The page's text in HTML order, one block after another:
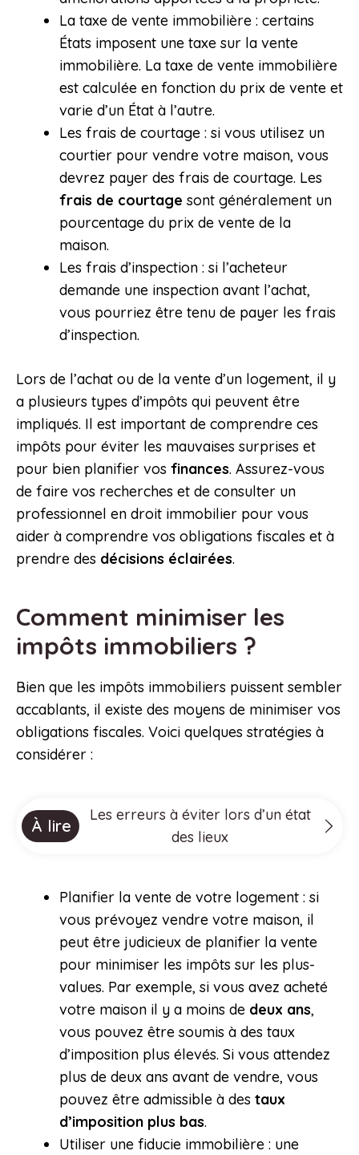
La taxe de vente immobilière : certains
États imposent une taxe sur la vente
immobilière. La taxe de vente immobilière
est calculée en fonction du prix de vente et
varie d’un État à l’autre.
Les frais de courtage : si vous utilisez un
courtier pour vendre votre maison, vous
devrez payer des frais de courtage. Les
frais de courtage sont généralement un
pourcentage du prix de vente de la
maison.
Les frais d’inspection : si l’acheteur
demande une inspection avant l’achat,
vous pourriez être tenu de payer les frais
d’inspection.
Lors de l’achat ou de la vente d’un logement, il y
a plusieurs types d’impôts qui peuvent être
impliqués. Il est important de comprendre ces
impôts pour éviter les mauvaises surprises et
pour bien planifier vos finances. Assurez-vous
de faire vos recherches et de consulter un
professionnel en droit immobilier pour vous
aider à comprendre vos obligations fiscales et à
prendre des décisions éclairées.
Comment minimiser les
impôts immobiliers ?
Bien que les impôts immobiliers puissent sembler
accablants, il existe des moyens de minimiser vos
obligations fiscales. Voici quelques stratégies à
considérer :
À lire
Les erreurs à éviter lors d’un état
des lieux
Planifier la vente de votre logement : si
vous prévoyez vendre votre maison, il
peut être judicieux de planifier la vente
pour minimiser les impôts sur les plus-
values. Par exemple, si vous avez acheté
votre maison il y a moins de deux ans,
vous pouvez être soumis à des taux
d’imposition plus élevés. Si vous attendez
plus de deux ans avant de vendre, vous
pouvez être admissible à des taux
d’imposition plus bas.
Utiliser une fiducie immobilière : une